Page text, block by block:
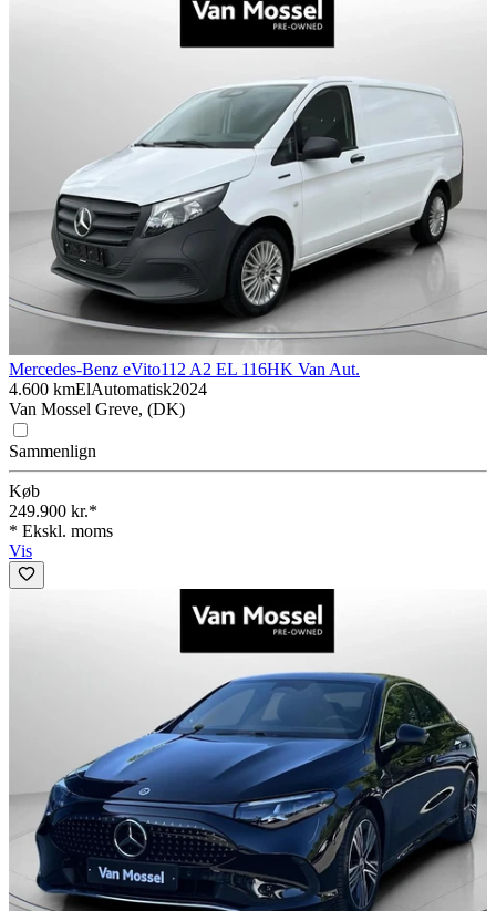
Mercedes-Benz eVito112 A2 EL 116HK Van Aut.
4.600 kmElAutomatisk2024
Van Mossel Greve, (DK)
Sammenlign
Køb
249.900 kr.*
* Ekskl. moms
Vis